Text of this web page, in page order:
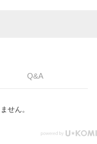
Q&A
せん。